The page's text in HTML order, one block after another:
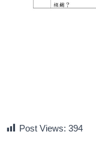
Post Views: 394